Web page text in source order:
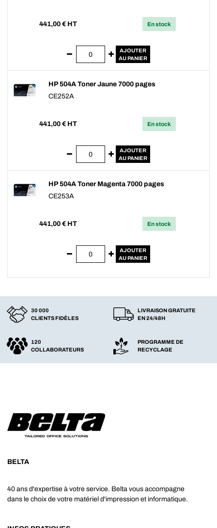
441,00 € HT En stock
AJOUTER
AU PANIER
HP 504A Toner Jaune 7000 pages
CE252A
441,00 € HT En stock
AJOUTER
AU PANIER
HP 504A Toner Magenta 7000 pages
CE253A
441,00 € HT En stock
AJOUTER
AU PANIER
30 000
CLIENTS FIDÈLES
LIVRAISON GRATUITE
EN 24/48H
120
COLLABORATEURS
PROGRAMME DE
RECYCLAGE
BELTA
40 ans d'expertise à votre service. Belta vous accompagne
dans le choix de votre matériel d'impression et informatique.